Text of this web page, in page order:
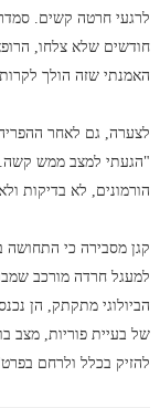
לרגעי חרטה קשים.
חודשים שלא צלחו,
האמנתי שזה הולך
לצערה, גם לאחר
"הגעתי למצב ממש קשה.
הורמונים, לא בדיקות
קגן מסבירה כי התחושה
למעגל חרדה מורכב
הביולוגי מתקתק, הן
של בעיית פוריות, מצב
להזיק בכלל ולרחם